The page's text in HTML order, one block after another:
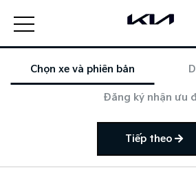
Chọn xe và phiên bản
Đăng ký nhận ưu
Tiếp theo